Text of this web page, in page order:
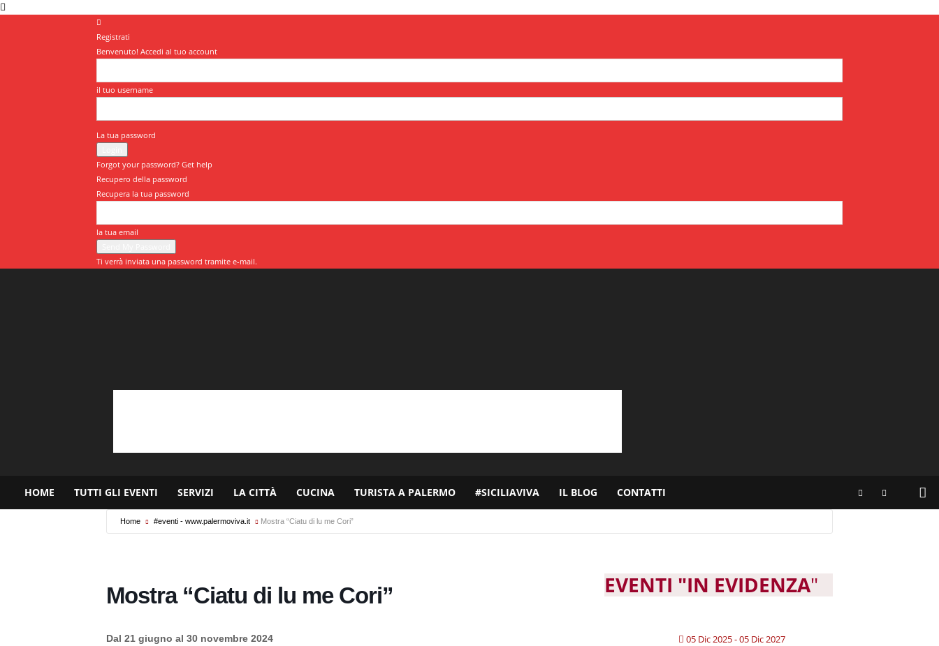
Registrati
Benvenuto! Accedi al tuo account
il tuo username
La tua password
Forgot your password? Get help
Recupero della password
Recupera la tua password
la tua email
Ti verrà inviata una password tramite e-mail.
HOME TUTTI GLI EVENTI SERVIZI LA CITTÀ CUCINA TURISTA A PALERMO #SICILIAVIVA IL BLOG CONTATTI
Home #eventi - www.palermoviva.it Mostra “Ciatu di lu me Cori”
Mostra “Ciatu di lu me Cori”
Dal 21 giugno al 30 novembre 2024
EVENTI "IN EVIDENZA"
05 Dic 2025- 05 Dic 2027